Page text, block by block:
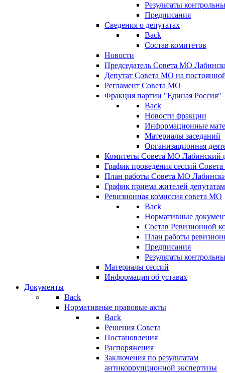
Результаты
Предписания
Сведения о депутатах
Back
Состав комитетов
Новости
Председатель Совета МО
Депутат Совета МО на
Регламент Совета МО
Фракция партии "Единая Россия"
Back
Новости фракции
Информационные
Материалы заседаний
Организационная
Комитеты Совета МО Лабинский
График проведения сессий
План работы Совета МО
График приема жителей
Ревизионная комиссия совета МО
Back
Нормативные
Состав Ревизионной
План работы
Предписания
Результаты
Материалы сессий
Информация об уставах
Документы
Back
Нормативные правовые акты
Back
Решения Совета
Постановления
Распоряжения
Заключения по результатам
антикоррупционной экспертизы